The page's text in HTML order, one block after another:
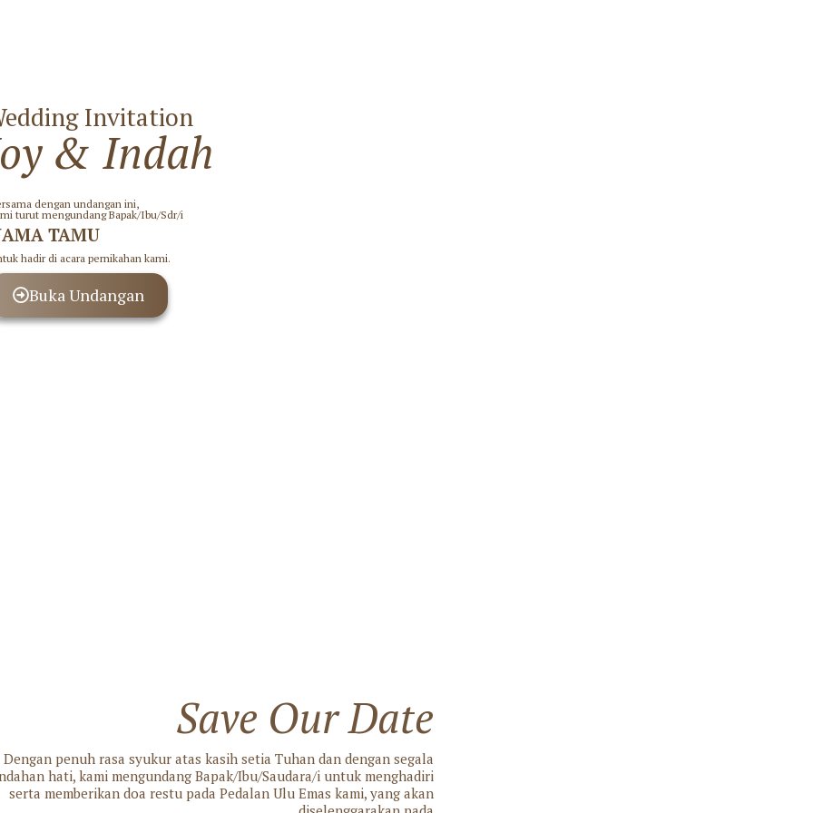
Invitation
& Indah
dengan undangan ini,
turut mengundang Bapak/Ibu/Sdr/i
TAMU
hadir di acara pernikahan kami.
Buka Undangan
Save Our Date
Dengan penuh rasa syukur atas kasih setia Tuhan dan dengan segala
hati, kami mengundang Bapak/Ibu/Saudara/i untuk menghadiri
serta memberikan doa restu pada Pedalan Ulu Emas kami, yang akan